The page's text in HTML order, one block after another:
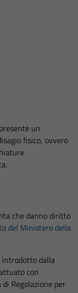
un
fisico, ovvero
che danno diritto
del Ministero della
introdotto dalla
con
Regolazione per